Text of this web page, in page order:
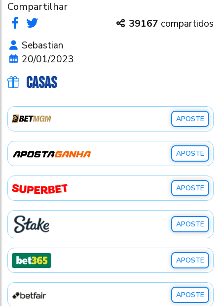
Compartilhar
39167 compartidos
Sebastian
20/01/2023
CASAS
APOSTE
APOSTE
APOSTE
APOSTE
APOSTE
APOSTE